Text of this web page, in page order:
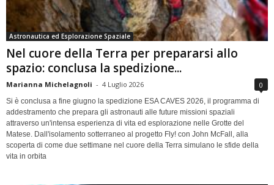
Astronautica ed Esplorazione Spaziale
Nel cuore della Terra per prepararsi allo
spazio: conclusa la spedizione...
Marianna Michelagnoli - 4 Luglio 2026 0
Si è conclusa a fine giugno la spedizione ESA CAVES 2026, il programma di
addestramento che prepara gli astronauti alle future missioni spaziali
attraverso un'intensa esperienza di vita ed esplorazione nelle Grotte del
Matese. Dall'isolamento sotterraneo al progetto Fly! con John McFall, alla
scoperta di come due settimane nel cuore della Terra simulano le sfide della
vita in orbita